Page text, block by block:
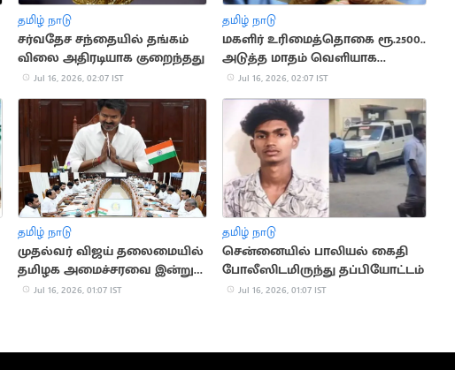
தமிழ் நாடு
சர்வதேச சந்தையில் தங்கம்
விலை அதிரடியாக குறைந்தது
Jul 16, 2026, 02:07 IST
தமிழ் நாடு
மகளிர் உரிமைத்தொகை ரூ.2500..
அடுத்த மாதம் வெளியாக
வாய்ப்பு
Jul 16, 2026, 02:07 IST
தமிழ் நாடு
முதல்வர் விஜய் தலைமையில்
தமிழக அமைச்சரவை இன்று
கூடுகிறது!
Jul 16, 2026, 01:07 IST
தமிழ் நாடு
சென்னையில் பாலியல் கைதி
போலீஸிடமிருந்து தப்பியோட்டம்
Jul 16, 2026, 01:07 IST